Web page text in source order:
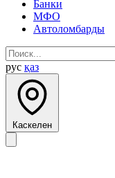
Банки
МФО
Автоломбарды
рус қаз
Каскелен